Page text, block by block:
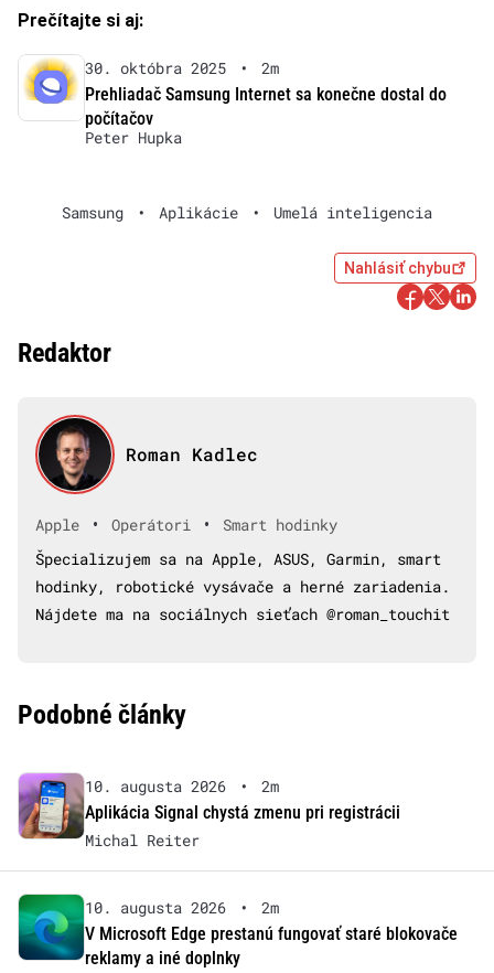
Prečítajte si aj:
30. októbra 2025 •
2m
Prehliadač Samsung Internet sa konečne dostal do
počítačov
Peter Hupka
Samsung • Aplikácie • Umelá inteligencia
Nahlásiť chybu
Redaktor
Roman Kadlec
Apple • Operátori •
Smart hodinky
Špecializujem sa na Apple, ASUS, Garmin, smart
hodinky, robotické vysávače a herné zariadenia.
Nájdete ma na sociálnych sieťach @roman_touchit
Podobné články
10. augusta 2026 •
2m
Aplikácia Signal chystá zmenu pri registrácii
Michal Reiter
10. augusta 2026 •
2m
V Microsoft Edge prestanú fungovať staré blokovače
reklamy a iné doplnky